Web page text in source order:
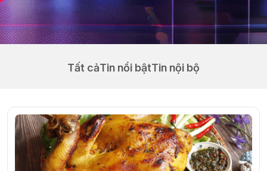
Tất cảTin nổi bậtTin nội bộ